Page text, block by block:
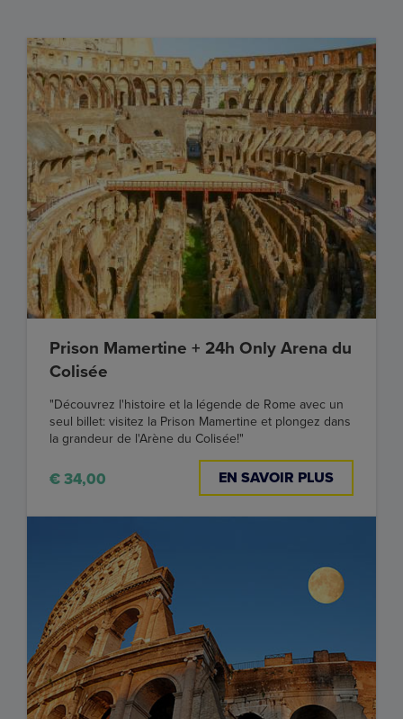
Prison Mamertine + 24h Only Arena du
Colisée
"Découvrez l'histoire et la légende de Rome avec un
seul billet: visitez la Prison Mamertine et plongez dans
la grandeur de l'Arène du Colisée!"
€ 34,00 EN SAVOIR PLUS